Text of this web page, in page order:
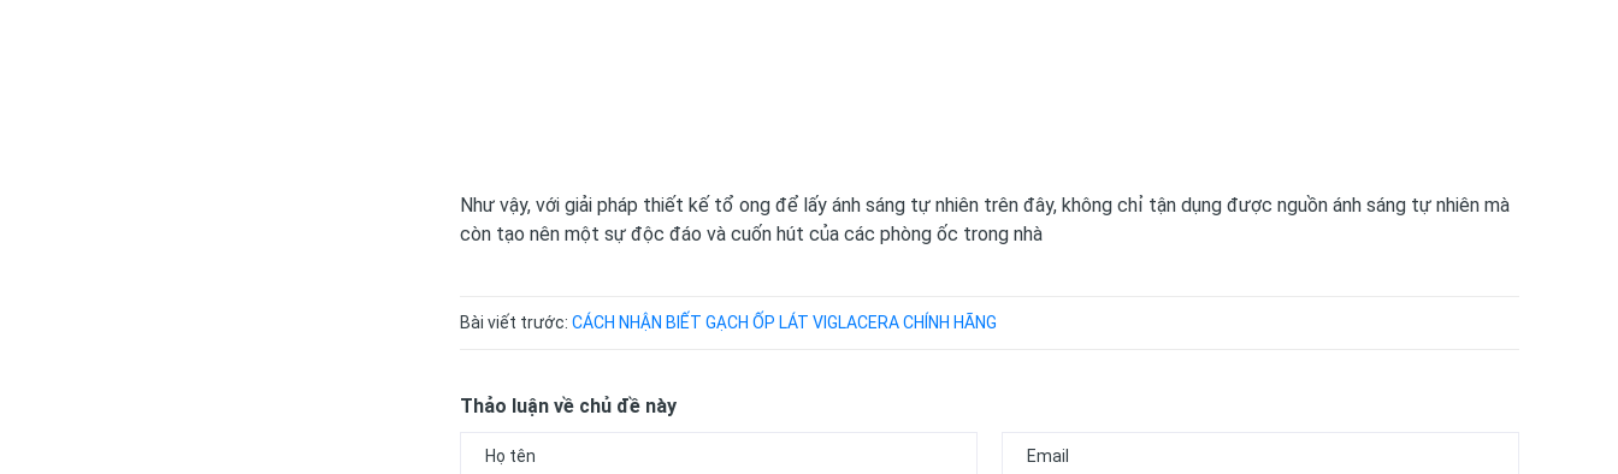
Như vậy, với giải pháp thiết kế tổ ong để lấy ánh sáng tự nhiên trên đây, không chỉ tận dụng được nguồn ánh sáng tự nhiên mà
còn tạo nên một sự độc đáo và cuốn hút của các phòng ốc trong nhà
Bài viết trước: CÁCH NHẬN BIẾT GẠCH ỐP LÁT VIGLACERA CHÍNH HÃNG
Thảo luận về chủ đề này